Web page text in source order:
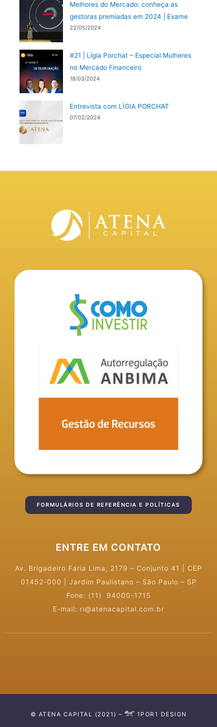
Melhores do Mercado: conheça as
gestoras premiadas em 2024 | Exame
22/05/2024
#21 | Lígia Porchat – Especial Mulheres
no Mercado Financeiro
18/03/2024
Entrevista com LÍGIA PORCHAT
07/02/2024
FORMULÁRIOS DE REFERÊNCIA E POLÍTICAS
ENTRE EM CONTATO
Av. Brigadeiro Faria Lima, 2179 – Conjunto 41
CEP
01452-000 | Jardim Paulistano – São Paulo – SP
Fone: (11) 94000-1715
E-mail: ri@atenacapital.com.br
© ATENA CAPITAL (2021) – 1POR1 DESIGN